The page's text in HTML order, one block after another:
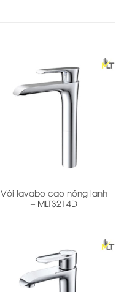
Vòi lavabo cao nóng lạnh
– MLT3214D